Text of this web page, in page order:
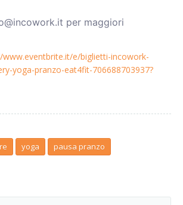
per maggiori
e/biglietti-incowork-
yoga-pranzo-eat4fit-706688703937?
yoga
pausa pranzo